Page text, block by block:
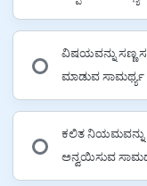
ವಿಷಯವನ್ನು ಸಣ್ಣ
ಮಾಡುವ ಸಾಮರ್ಥ್ಯ
ಕಲಿತ ನಿಯಮವನ್ನು
ಅನ್ವಯಿಸುವ